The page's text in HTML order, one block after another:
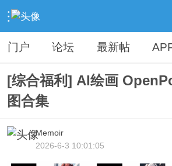
› 娱乐分享区 › 免费福利 › 内容
门户 论坛 最新帖
[综合福利] AI绘画
图合集
Memoir
2026-6-3 10:01:05